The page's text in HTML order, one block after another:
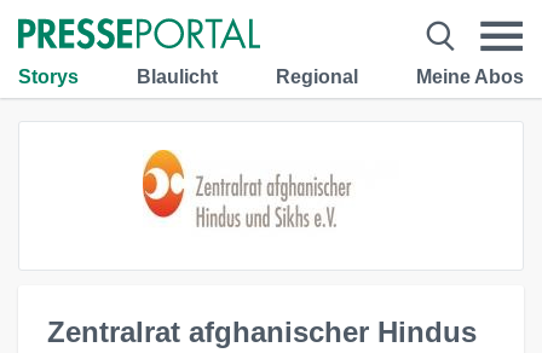
Storys Blaulicht Regional Meine Abos
Zentralrat afghanischer Hindus